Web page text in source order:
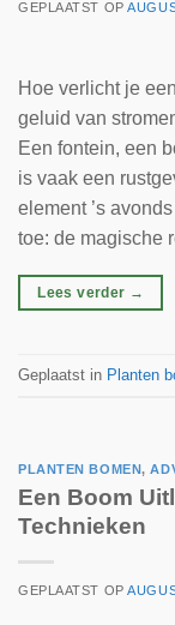
GEPLAATST OP
Hoe verlicht je
geluid van
Een fontein, een
is vaak een
element ’s
toe: de magische
Lees verder →
Geplaatst in Planten
PLANTEN BOMEN,
Een Boom
Technieken
GEPLAATST OP